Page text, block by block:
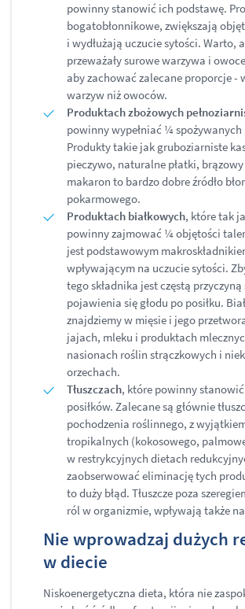
powinny stanowić ich podstawę.
bogatobłonnikowe, zwiększają
i wydłużają uczucie sytości. Warto,
przeważały surowe warzywa i
aby zachować zalecane proporcje -
warzyw niż owoców.
Produktach zbożowych
powinny wypełniać ¼ spożywanych
Produkty takie jak gruboziarniste
pieczywo, naturalne płatki, brązowy
makaron to bardzo dobre źródło
pokarmowego.
Produktach białkowych, które tak
powinny zajmować ¼ objętości
jest podstawowym
wpływającym na uczucie sytości.
tego składnika jest częstą
pojawienia się głodu po posiłku.
znajdziemy w mięsie i jego
jajach, mleku i produktach
nasionach roślin strączkowych i
orzechach.
Tłuszczach, które powinny
posiłków. Zalecane są głównie
pochodzenia roślinnego, z
tropikalnych (kokosowego,
w restrykcyjnych dietach
zaobserwować eliminację tych
to duży błąd. Tłuszcze poza
ról w organizmie, wpływają także
Nie wprowadzaj dużych
w diecie
Niskoenergetyczna dieta, która nie